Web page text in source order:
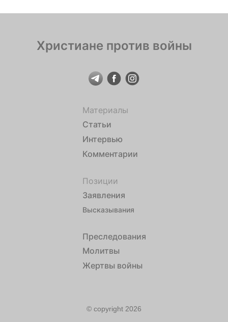
Христиане против войны
Материалы
Статьи
Интервью
Комментарии
Позиции
Заявления
Высказывания
Преследования
Молитвы
Жертвы войны
© copyright 2026